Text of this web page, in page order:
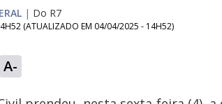
| Do R7
(ATUALIZADO EM 04/04/2025 - 14H52)
A-
Ativar
Som